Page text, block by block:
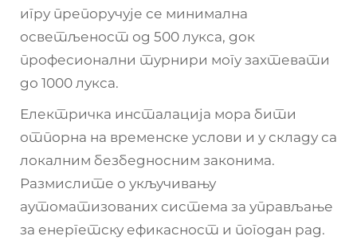
игру препоручује се минимална
осветљеност од 500 лукса, док
професионални турнири могу захтевати
до 1000 лукса.
Електричка инсталација мора бити
отпорна на временске услови и у складу са
локалним безбедносним законима.
Размислите о укључивању
аутоматизованих система за управљање
за енергетску ефикасност и погодан рад.